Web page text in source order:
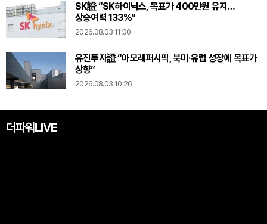
SK證 “SK하이닉스, 목표가 400만원 유지…
상승여력 133%”
2026.08.03 11:00
유진투자證 “아모레퍼시픽, 북미·유럽 성장에 목표가
상향”
2026.08.03 10:26
더파워LIVE